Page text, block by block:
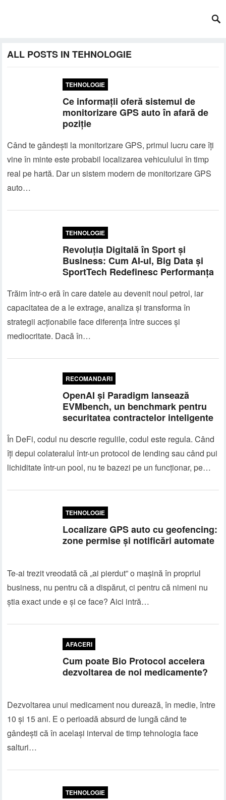
ALL POSTS IN TEHNOLOGIE
TEHNOLOGIE
Ce informații oferă sistemul de
monitorizare GPS auto în afară de
poziție
Când te gândești la monitorizare GPS, primul lucru care îți
vine în minte este probabil localizarea vehiculului în timp
real pe hartă. Dar un sistem modern de monitorizare GPS
auto…
TEHNOLOGIE
Revoluția Digitală în Sport și
Business: Cum AI-ul, Big Data și
SportTech Redefinesc Performanța
Trăim într-o eră în care datele au devenit noul petrol, iar
capacitatea de a le extrage, analiza și transforma în
strategii acționabile face diferența între succes și
mediocritate. Dacă în…
RECOMANDARI
OpenAI și Paradigm lansează
EVMbench, un benchmark pentru
securitatea contractelor inteligente
În DeFi, codul nu descrie regulile, codul este regula. Când
îți depui colateralul într-un protocol de lending sau când pui
lichiditate într-un pool, nu te bazezi pe un funcționar, pe…
TEHNOLOGIE
Localizare GPS auto cu geofencing:
zone permise și notificări automate
Te-ai trezit vreodată că „ai pierdut” o mașină în propriul
business, nu pentru că a dispărut, ci pentru că nimeni nu
știa exact unde e și ce face? Aici intră…
AFACERI
Cum poate Bio Protocol accelera
dezvoltarea de noi medicamente?
Dezvoltarea unui medicament nou durează, în medie, între
10 și 15 ani. E o perioadă absurd de lungă când te
gândești că în același interval de timp tehnologia face
salturi…
TEHNOLOGIE